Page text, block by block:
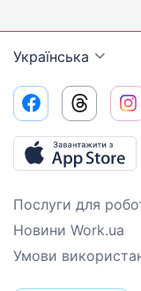
Українська
Послуги для
Новини Work.ua
Умови